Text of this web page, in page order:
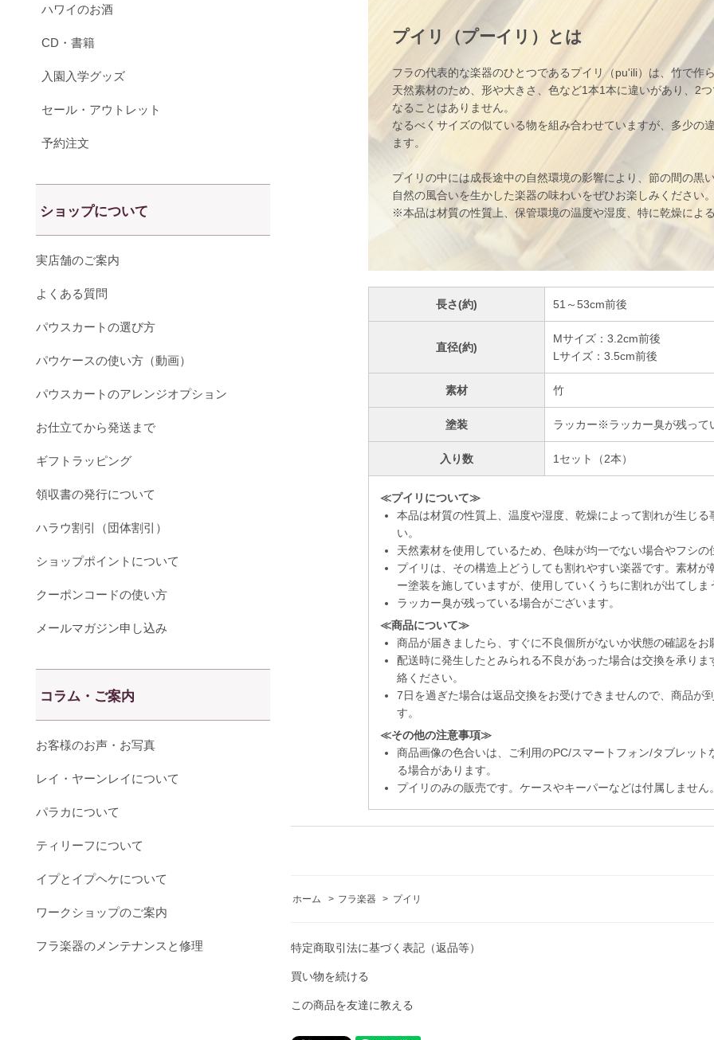
プイリ（プーイリ）とは
フラの代表的な楽器のひとつであるプイリ（pu'ili）は、竹で作
天然素材のため、形や大きさ、色など1本1本に違いがあり、2
なることはありません。
なるべくサイズの似ている物を組み合わせていますが、多少の
ます。
プイリの中には成長途中の自然環境の影響により、節の間の黒
自然の風合いを生かした楽器の味わいをぜひお楽しみください
※本品は材質の性質上、保管環境の温度や湿度、特に乾燥によ
長さ(約) 51～53cm前後
直径(約)
Mサイズ：3.2cm前後
Lサイズ：3.5cm前後
素材 竹
塗装 ラッカー※ラッカー臭が残って
入り数 1セット（2本）
≪プイリについて≫
本品は材質の性質上、温度や湿度、乾燥によって割れが生じ
い。
天然素材を使用しているため、色味が均一でない場合やフシ
プイリは、その構造上どうしても割れやすい楽器です。素材
ー塗装を施していますが、使用していくうちに割れが出てしま
ラッカー臭が残っている場合がございます。
≪商品について≫
商品が届きましたら、すぐに不良個所がないか状態の確認をお
配送時に発生したとみられる不良があった場合は交換を承り
絡ください。
7日を過ぎた場合は返品交換をお受けできませんので、商品が
す。
≪その他の注意事項≫
商品画像の色合いは、ご利用のPC/スマートフォン/タブレッ
る場合があります。
プイリのみの販売です。ケースやキーパーなどは付属しません
ホーム > フラ楽器 > プイリ
特定商取引法に基づく表記（返品等）
買い物を続ける
この商品を友達に教える
ハワイのお酒
CD・書籍
入園入学グッズ
セール・アウトレット
予約注文
ショップについて
実店舗のご案内
よくある質問
パウスカートの選び方
パウケースの使い方（動画）
パウスカートのアレンジオプション
お仕立てから発送まで
ギフトラッピング
領収書の発行について
ハラウ割引（団体割引）
ショップポイントについて
クーポンコードの使い方
メールマガジン申し込み
コラム・ご案内
お客様のお声・お写真
レイ・ヤーンレイについて
パラカについて
ティリーフについて
イプとイプヘケについて
ワークショップのご案内
フラ楽器のメンテナンスと修理